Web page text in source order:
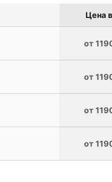
Цена
от
от
от
от